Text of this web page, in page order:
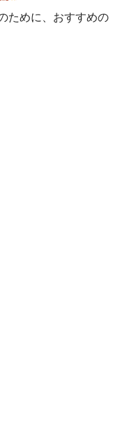
ために、おすすめの